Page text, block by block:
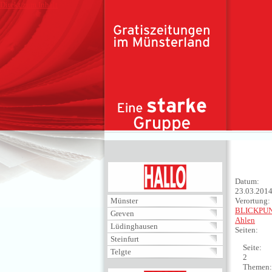
Direkt zum Inhalt
Münster
Greven
Lüdinghausen
Steinfurt
Telgte
Datum:
23.03.2014
Verortung:
Ahlen
Seiten:
Seite:
2
Themen: